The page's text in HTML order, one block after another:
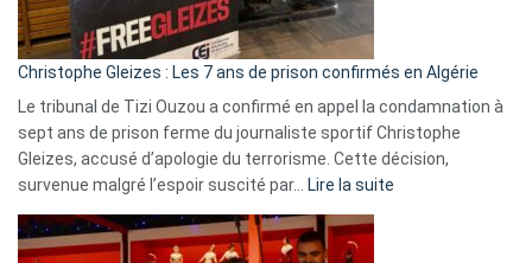
présence
d’Israël
Christophe Gleizes : Les 7 ans de prison confirmés en Algérie
Le tribunal de Tizi Ouzou a confirmé en appel la condamnation à
sept ans de prison ferme du journaliste sportif Christophe
Gleizes, accusé d’apologie du terrorisme. Cette décision,
survenue malgré l’espoir suscité par…
Lire la suite